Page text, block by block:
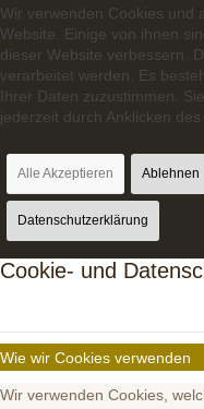
Wir verwenden Cookies und
Website. Einige von ihnen
dieser Website verbessern.
verarbeitet werden. Es
Ihrer Daten zuzustimmen.
jederzeit durch Anklicken
Alle Akzeptieren Ablehnen
Datenschutzerklärung
Cookie- und
Wie wir Cookies verwenden
Wir verwenden Cookies,